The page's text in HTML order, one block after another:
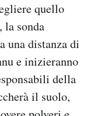
quello
sonda
una distanza di
e inizieranno
della
il suolo,